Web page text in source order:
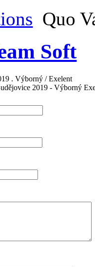
Quo
Soft
. Výborný / Exelent
2019 - Výborný